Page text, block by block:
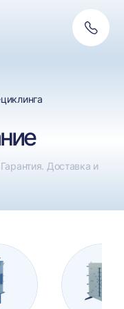
связь
Доставка и